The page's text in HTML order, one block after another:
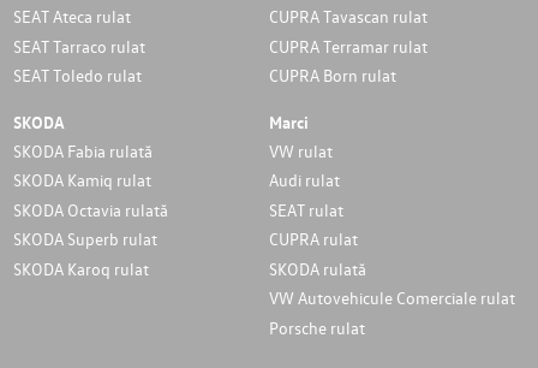
SEAT Ateca rulat
SEAT Tarraco rulat
SEAT Toledo rulat
CUPRA Tavascan rulat
CUPRA Terramar rulat
CUPRA Born rulat
SKODA
SKODA Fabia rulată
SKODA Kamiq rulat
SKODA Octavia rulată
SKODA Superb rulat
SKODA Karoq rulat
Marci
VW rulat
Audi rulat
SEAT rulat
CUPRA rulat
SKODA rulată
VW Autovehicule Comerciale rulat
Porsche rulat